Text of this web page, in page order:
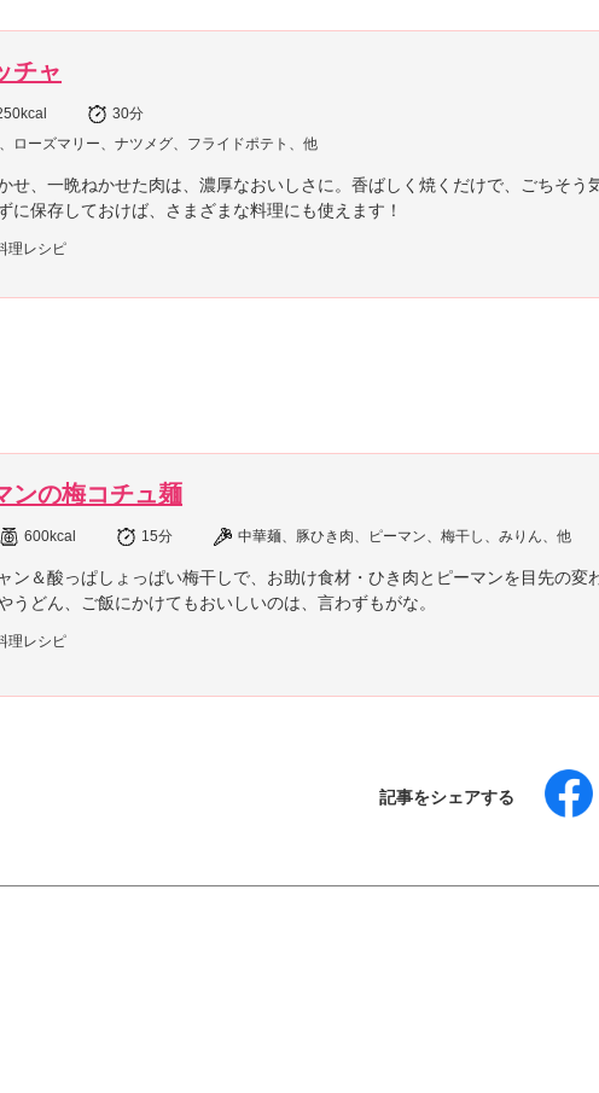
チャ
30分
ローズマリー、ナツメグ、フライドポテト、他
せ、一晩ねかせた肉は、濃厚なおいしさに。香ばしく焼くだけで、ごちそう
に保存しておけば、さまざまな料理にも使えます！
理レシピ
ンの梅コチュ麺
600kcal 15分 中華麺、豚ひき肉、ピーマン、梅干し、みりん、他
ン＆酸っぱしょっぱい梅干しで、お助け食材・ひき肉とピーマンを目先の変
うどん、ご飯にかけてもおいしいのは、言わずもがな。
理レシピ
記事をシェアする